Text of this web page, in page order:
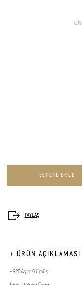
+ ÜRÜN AÇIKLAMASI
925 Ayar Gümüş